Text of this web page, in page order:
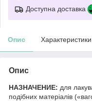
Доступна доставка
Опис Характеристики
Опис
НАЗНАЧЕНИЕ: для
подібних матеріалів